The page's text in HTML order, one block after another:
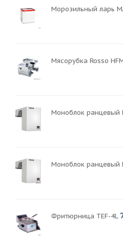
Морозильный ларь
Мясорубка Rosso
Моноблок ранцевый
Моноблок ранцевый
Фритюрница TEF-4L